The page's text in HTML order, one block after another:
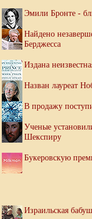
Эмили Бронте -
Найдено
Берджесса
Издана
Назван лауреат
В продажу
Ученые
Шекспиру
Букеровскую
Израильская